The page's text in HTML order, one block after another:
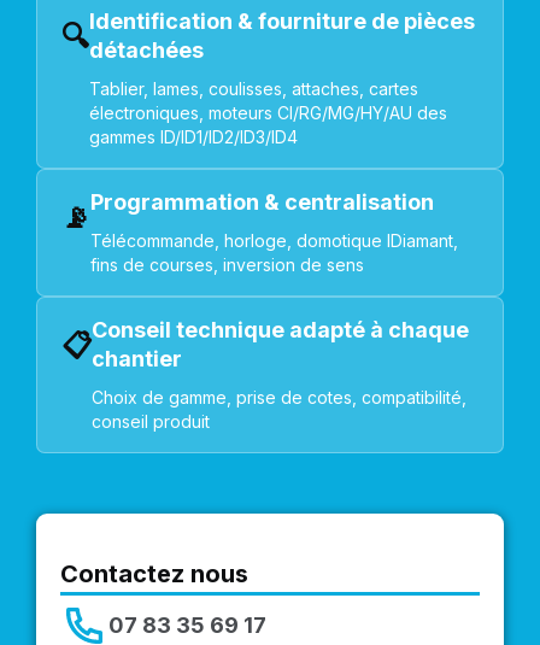
🔍Identification & fourniture de pièces
détachées
Tablier, lames, coulisses, attaches, cartes
électroniques, moteurs CI/RG/MG/HY/AU des
gammes ID/ID1/ID2/ID3/ID4
📡Programmation & centralisation
Télécommande, horloge, domotique IDiamant,
fins de courses, inversion de sens
📋Conseil technique adapté à chaque
chantier
Choix de gamme, prise de cotes, compatibilité,
conseil produit
Contactez nous
07 83 35 69 17